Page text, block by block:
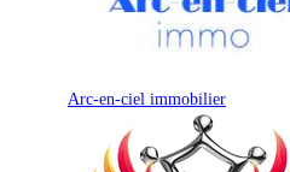
Arc-en-ciel immobilier